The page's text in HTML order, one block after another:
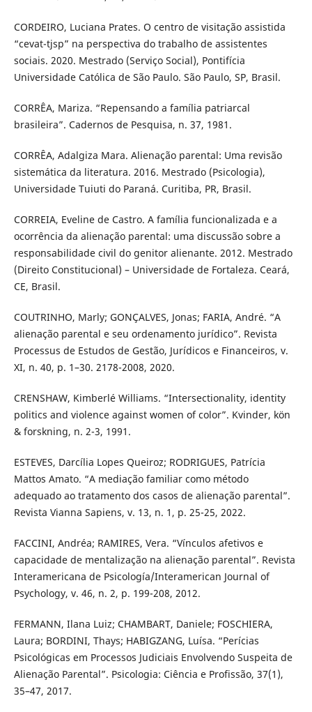
CORDEIRO, Luciana Prates. O centro de visitação assistida
“cevat-tjsp” na perspectiva do trabalho de assistentes
sociais. 2020. Mestrado (Serviço Social), Pontifícia
Universidade Católica de São Paulo. São Paulo, SP, Brasil.
CORRÊA, Mariza. “Repensando a família patriarcal
brasileira”. Cadernos de Pesquisa, n. 37, 1981.
CORRÊA, Adalgiza Mara. Alienação parental: Uma revisão
sistemática da literatura. 2016. Mestrado (Psicologia),
Universidade Tuiuti do Paraná. Curitiba, PR, Brasil.
CORREIA, Eveline de Castro. A família funcionalizada e a
ocorrência da alienação parental: uma discussão sobre a
responsabilidade civil do genitor alienante. 2012. Mestrado
(Direito Constitucional) – Universidade de Fortaleza. Ceará,
CE, Brasil.
COUTRINHO, Marly; GONÇALVES, Jonas; FARIA, André. “A
alienação parental e seu ordenamento jurídico”. Revista
Processus de Estudos de Gestão, Jurídicos e Financeiros, v.
XI, n. 40, p. 1–30. 2178-2008, 2020.
CRENSHAW, Kimberlé Williams. “Intersectionality, identity
politics and violence against women of color”. Kvinder, kön
& forskning, n. 2-3, 1991.
ESTEVES, Darcília Lopes Queiroz; RODRIGUES, Patrícia
Mattos Amato. “A mediação familiar como método
adequado ao tratamento dos casos de alienação parental”.
Revista Vianna Sapiens, v. 13, n. 1, p. 25-25, 2022.
FACCINI, Andréa; RAMIRES, Vera. “Vínculos afetivos e
capacidade de mentalização na alienação parental”. Revista
Interamericana de Psicología/Interamerican Journal of
Psychology, v. 46, n. 2, p. 199-208, 2012.
FERMANN, Ilana Luiz; CHAMBART, Daniele; FOSCHIERA,
Laura; BORDINI, Thays; HABIGZANG, Luísa. “Perícias
Psicológicas em Processos Judiciais Envolvendo Suspeita de
Alienação Parental”. Psicologia: Ciência e Profissão, 37(1),
35–47, 2017.